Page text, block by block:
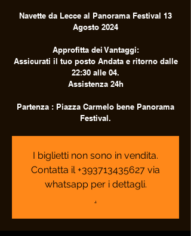
Navette da Lecce al Panorama Festival 13
Agosto 2024
Approfitta dei Vantaggi:
Assicurati il tuo posto Andata e ritorno dalle
22:30 alle 04.
Assistenza 24h
Partenza : Piazza Carmelo bene Panorama
Festival.
I biglietti non sono in vendita.
Contatta il +393713435627 via
whatsapp per i dettagli.
.